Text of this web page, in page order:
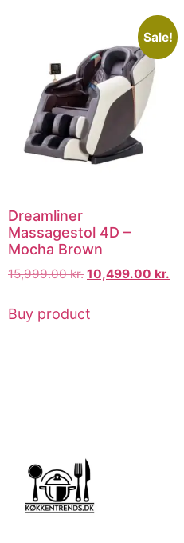
Sale!
Dreamliner
Massagestol 4D –
Mocha Brown
15,999.00kr. 10,499.00 kr.
Buy product